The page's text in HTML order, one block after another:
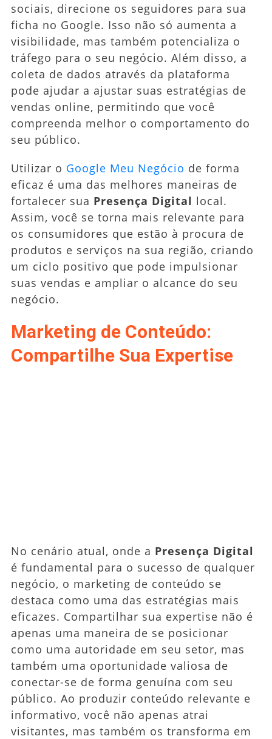
sociais, direcione os seguidores para sua
ficha no Google. Isso não só aumenta a
visibilidade, mas também potencializa o
tráfego para o seu negócio. Além disso, a
coleta de dados através da plataforma
pode ajudar a ajustar suas estratégias de
vendas online, permitindo que você
compreenda melhor o comportamento do
seu público.
Utilizar o Google Meu Negócio de forma
eficaz é uma das melhores maneiras de
fortalecer sua Presença Digital local.
Assim, você se torna mais relevante para
os consumidores que estão à procura de
produtos e serviços na sua região, criando
um ciclo positivo que pode impulsionar
suas vendas e ampliar o alcance do seu
negócio.
Marketing de Conteúdo:
Compartilhe Sua Expertise
No cenário atual, onde a Presença Digital
é fundamental para o sucesso de qualquer
negócio, o marketing de conteúdo se
destaca como uma das estratégias mais
eficazes. Compartilhar sua expertise não é
apenas uma maneira de se posicionar
como uma autoridade em seu setor, mas
também uma oportunidade valiosa de
conectar-se de forma genuína com seu
público. Ao produzir conteúdo relevante e
informativo, você não apenas atrai
visitantes, mas também os transforma em